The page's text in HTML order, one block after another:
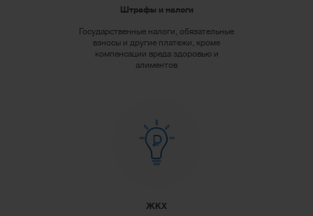
Штрафы и налоги
Государственные налоги, обязательные
взносы и другие платежи, кроме
компенсации вреда здоровью и
алиментов
ЖКХ